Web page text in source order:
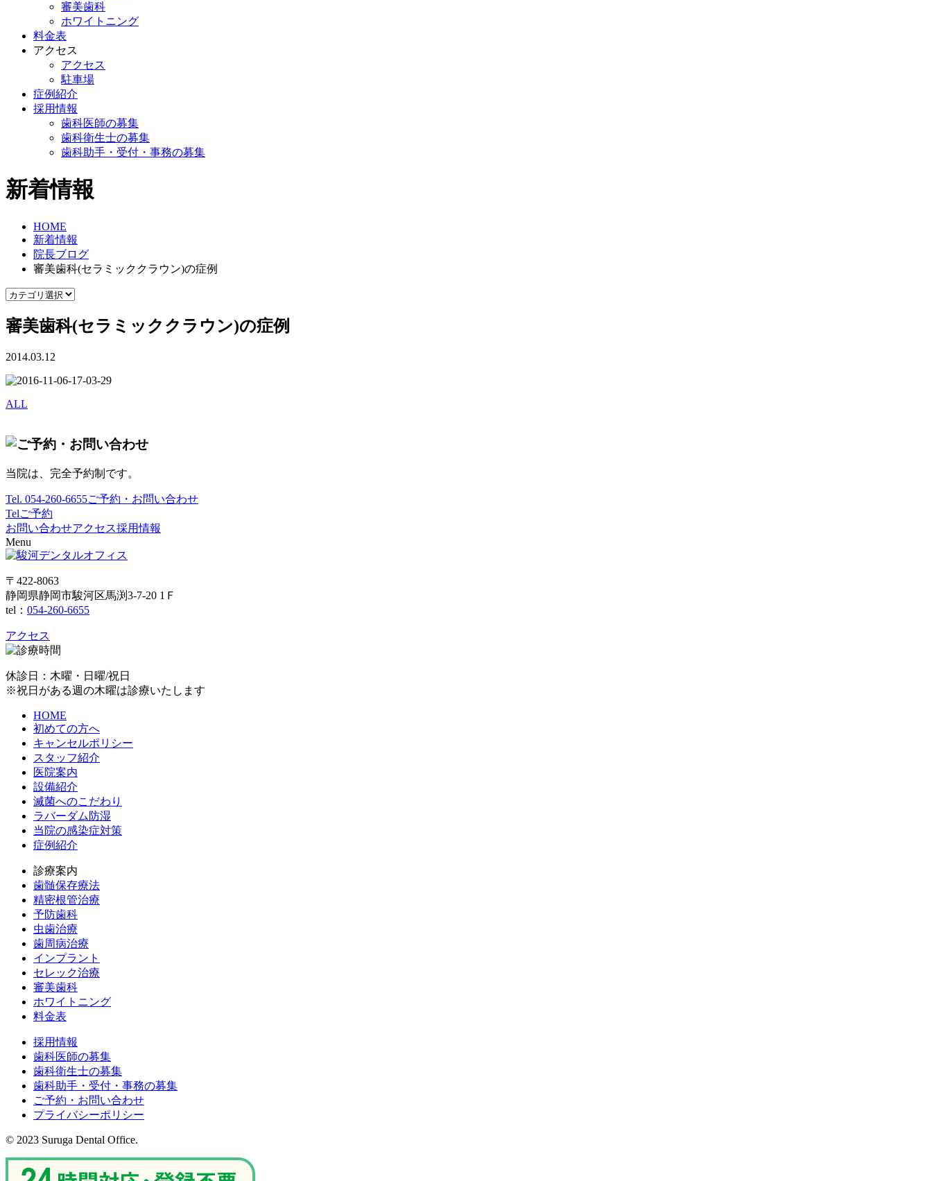
審美歯科
ホワイトニング
料金表
アクセス
アクセス
駐車場
症例紹介
採用情報
歯科医師の募集
歯科衛生士の募集
歯科助手・受付・事務の募集
新着情報
HOME
新着情報
院長ブログ
審美歯科(セラミッククラウン)の症例
審美歯科(セラミッククラウン)の症例
2014.03.12
ALL
当院は、完全予約制です。
Tel. 054-260-6655ご予約・お問い合わせ
Telご予約
お問い合わせアクセス採用情報
Menu
〒422-8063
静岡県静岡市駿河区馬渕3-7-20 1Ｆ
tel： 054-260-6655
アクセス
休診日：木曜・日曜/祝日
※祝日がある週の木曜は診療いたします
HOME
初めての方へ
キャンセルポリシー
スタッフ紹介
医院案内
設備紹介
滅菌へのこだわり
ラバーダム防湿
当院の感染症対策
症例紹介
診療案内
歯髄保存療法
精密根管治療
予防歯科
虫歯治療
歯周病治療
インプラント
セレック治療
審美歯科
ホワイトニング
料金表
採用情報
歯科医師の募集
歯科衛生士の募集
歯科助手・受付・事務の募集
ご予約・お問い合わせ
プライバシーポリシー
© 2023 Suruga Dental Office.